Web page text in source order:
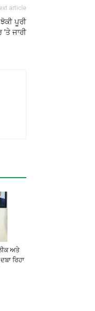
article
ਪੂਰੀ
ਜਾਰੀ
ਅਤੇ
ਰਿਹਾ